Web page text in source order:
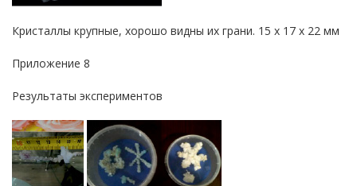
Кристаллы крупные, хорошо видны их грани. 15 х 17 х 22 мм
Приложение 8
Результаты экспериментов